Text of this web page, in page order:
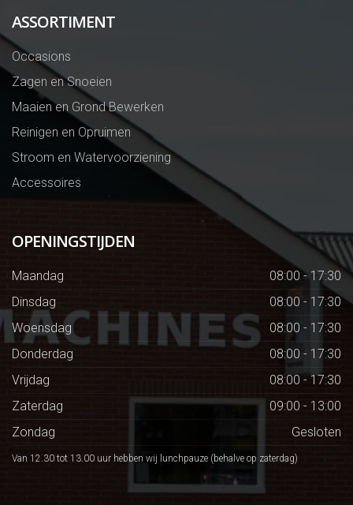
ASSORTIMENT
Occasions
Zagen en Snoeien
Maaien en Grond Bewerken
Reinigen en Opruimen
Stroom en Watervoorziening
Accessoires
OPENINGSTIJDEN
Maandag
08:00 - 17:30
Dinsdag
08:00 - 17:30
Woensdag
08:00 - 17:30
Donderdag
08:00 - 17:30
Vrijdag
08:00 - 17:30
Zaterdag
09:00 - 13:00
Zondag
Gesloten
Van 12.30 tot 13.00 uur hebben wij lunchpauze (behalve op zaterdag)